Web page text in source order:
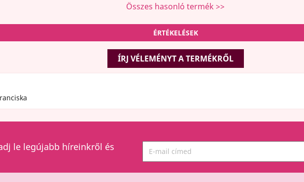
Összes hasonló termék >>
ÉRTÉKELÉSEK
ÍRJ VÉLEMÉNYT A TERMÉKRŐL
le legújabb híreinkről és